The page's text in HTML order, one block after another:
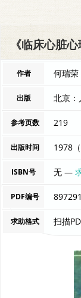
《临床心脏心
作者 何瑞
出版 北京：
参考页数 219
出版时间 1978
ISBN号 无 —
PDF编号
求助格式 扫描